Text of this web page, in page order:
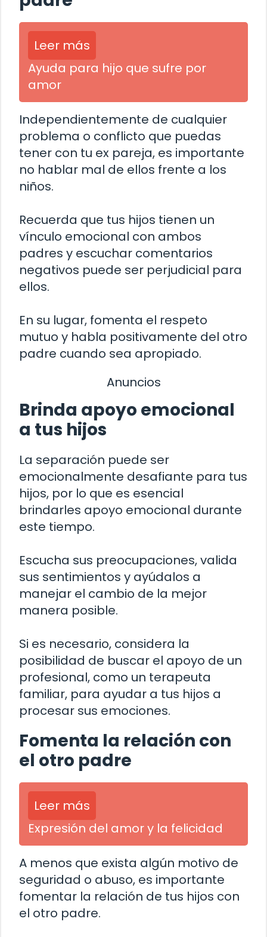
Leer más
Ayuda para hijo que sufre por
amor
Independientemente de cualquier
problema o conflicto que puedas
tener con tu ex pareja, es importante
no hablar mal de ellos frente a los
niños.
Recuerda que tus hijos tienen un
vínculo emocional con ambos
padres y escuchar comentarios
negativos puede ser perjudicial para
ellos.
En su lugar, fomenta el respeto
mutuo y habla positivamente del otro
padre cuando sea apropiado.
Anuncios
Brinda apoyo emocional
a tus hijos
La separación puede ser
emocionalmente desafiante para tus
hijos, por lo que es esencial
brindarles apoyo emocional durante
este tiempo.
Escucha sus preocupaciones, valida
sus sentimientos y ayúdalos a
manejar el cambio de la mejor
manera posible.
Si es necesario, considera la
posibilidad de buscar el apoyo de un
profesional, como un terapeuta
familiar, para ayudar a tus hijos a
procesar sus emociones.
Fomenta la relación con
el otro padre
Leer más
Expresión del amor y la felicidad
A menos que exista algún motivo de
seguridad o abuso, es importante
fomentar la relación de tus hijos con
el otro padre.